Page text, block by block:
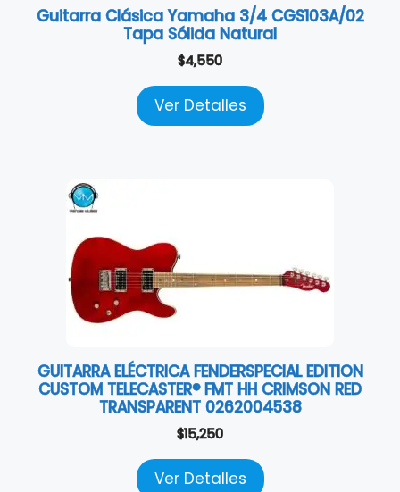
Guitarra Clásica Yamaha 3/4 CGS103A/02
Tapa Sólida Natural
$4,550
Ver Detalles
GUITARRA ELÉCTRICA FENDERSPECIAL EDITION
CUSTOM TELECASTER® FMT HH CRIMSON RED
TRANSPARENT 0262004538
$15,250
Ver Detalles